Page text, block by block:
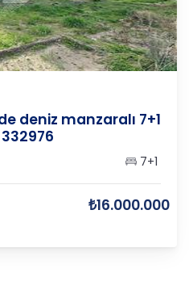
deniz manzaralı 7+1
7+1
₺16.000.000